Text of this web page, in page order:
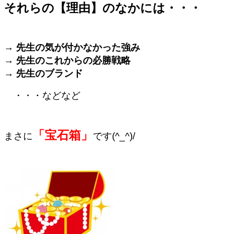
それらの【理由】のなかには・・・
→ 先生の気が付かなかった強み
→ 先生のこれからの必勝戦略
→ 先生のブランド
・・・などなど
まさに 「宝石箱」 です(^_^)/